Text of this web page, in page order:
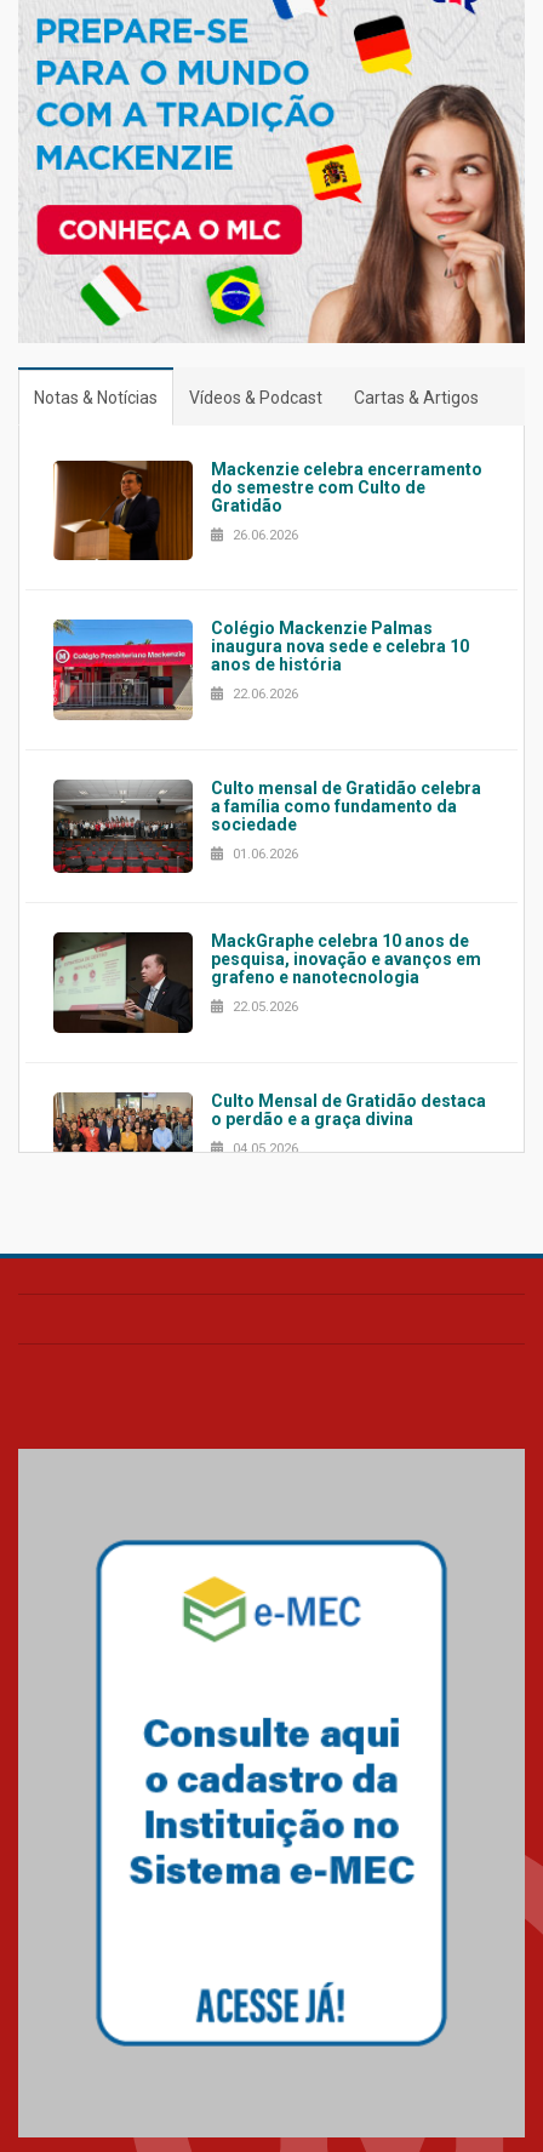
Notas & Notícias Vídeos & Podcast Cartas & Artigos
Mackenzie celebra encerramento
do semestre com Culto de
Gratidão
26.06.2026
Colégio Mackenzie Palmas
inaugura nova sede e celebra 10
anos de história
22.06.2026
Culto mensal de Gratidão celebra
a família como fundamento da
sociedade
01.06.2026
MackGraphe celebra 10 anos de
pesquisa, inovação e avanços em
grafeno e nanotecnologia
22.05.2026
Culto Mensal de Gratidão destaca
o perdão e a graça divina
04.05.2026
Confira como foi o culto mensal
Mackenzie mobiliza campanha
solidária para apoiar famílias em
Minas Gerais
Primeiro culto do ano ressalta o
27.02.2026